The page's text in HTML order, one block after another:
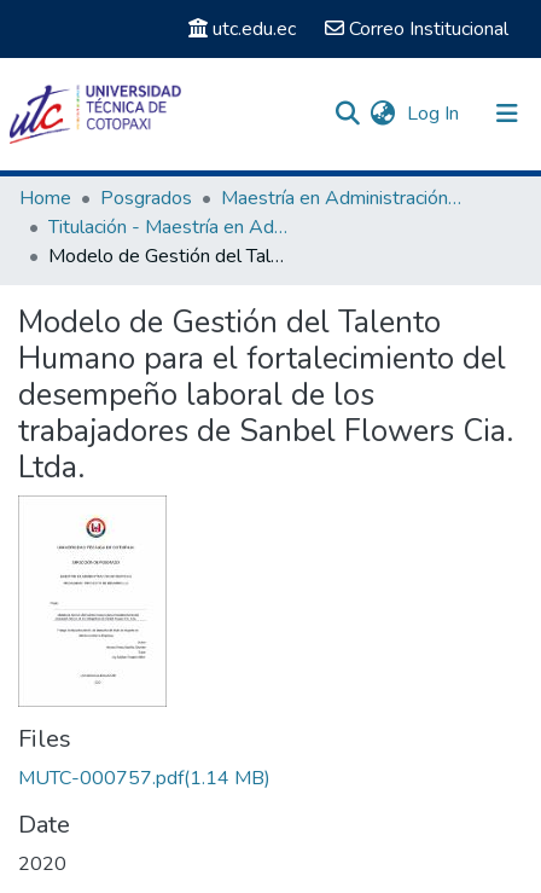
utc.edu.ec Correo Institucional
Log In (current)
Communities & Collections
Search
Home Posgrados
Maestría en Administración de Empresas
Titulación - Maestría en Administración de Empresas
Modelo de Gestión del Talento Humano para el fortalecimiento del desempeño laboral de los trabajadores de Sanbel Flowers Cia. Ltda.
Modelo de Gestión del Talento
Humano para el fortalecimiento del
desempeño laboral de los
trabajadores de Sanbel Flowers Cia.
Ltda.
Files
MUTC-000757.pdf(1.14 MB)
Date
2020